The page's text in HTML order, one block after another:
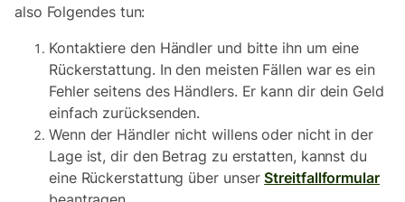
also Folgendes tun:
Kontaktiere den Händler und bitte ihn um eine
Rückerstattung. In den meisten Fällen war es ein
Fehler seitens des Händlers. Er kann dir dein Geld
einfach zurücksenden.
Wenn der Händler nicht willens oder nicht in der
Lage ist, dir den Betrag zu erstatten, kannst du
eine Rückerstattung über unserStreitfallformular